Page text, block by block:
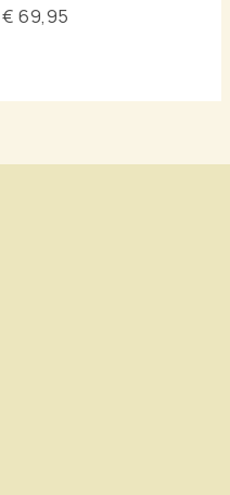
€ 69,95